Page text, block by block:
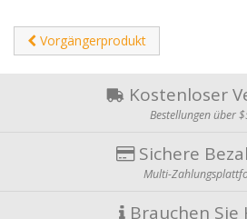
Vorgängerprodukt
Kostenloser
Bestellungen über
Sichere
Multi-
Brauchen Sie